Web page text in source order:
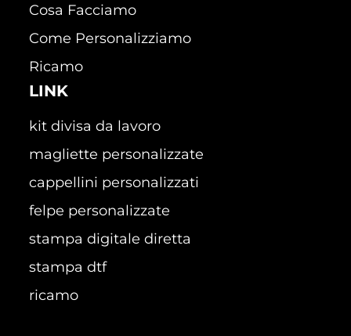
Cosa Facciamo
Come Personalizziamo
Ricamo
LINK
kit divisa da lavoro
magliette personalizzate
cappellini personalizzati
felpe personalizzate
stampa digitale diretta
stampa dtf
ricamo